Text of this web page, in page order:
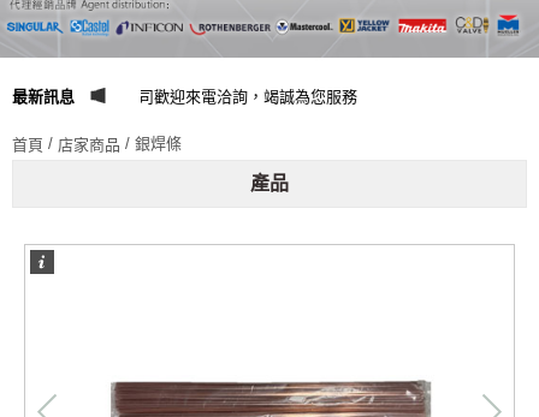
最新訊息
年達行商業有限公司歡迎來電洽詢，竭誠為您服務
首頁 / 店家商品 / 銀焊條
產品